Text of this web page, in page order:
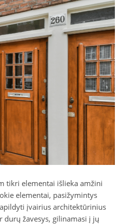
tikri elementai išlieka amžini
elementai, pasižymintys
įvairius architektūrinius
durų žavesys, gilinamasi į jų